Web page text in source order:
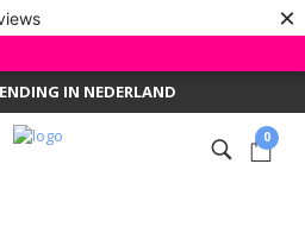
×
IN NEDERLAND
0